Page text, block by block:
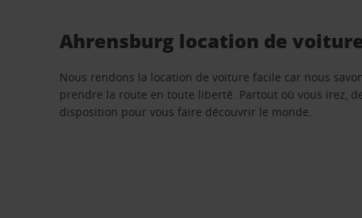
Ahrensburg location de
Nous rendons la location de voiture facile car nous
prendre la route en toute liberté. Partout où vous irez,
disposition pour vous faire découvrir le monde.